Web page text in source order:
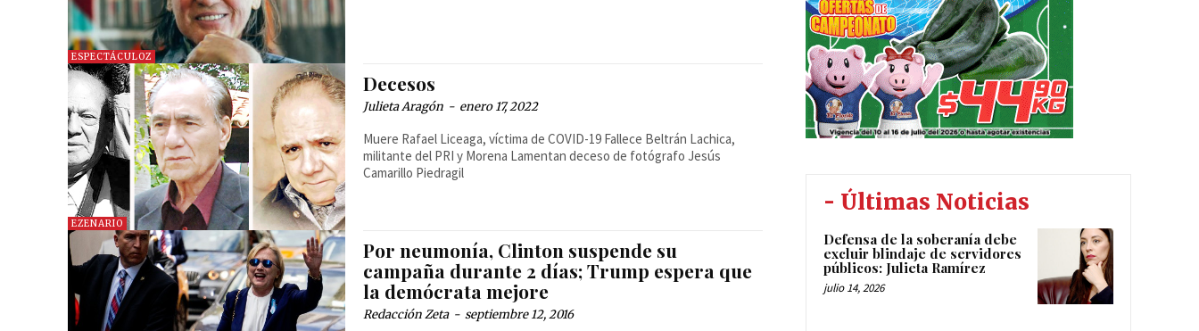
ESPECTÁCULOZ
EZENARIO
Decesos
Julieta Aragón - enero 17, 2022
Muere Rafael Liceaga, víctima de COVID-19 Fallece Beltrán Lachica,
militante del PRI y Morena Lamentan deceso de fotógrafo Jesús
Camarillo Piedragil
Por neumonía, Clinton suspende su
campaña durante 2 días; Trump espera que
la demócrata mejore
Redacción Zeta - septiembre 12, 2016
- Últimas Noticias
Defensa de la soberanía debe
excluir blindaje de servidores
públicos: Julieta Ramírez
julio 14, 2026